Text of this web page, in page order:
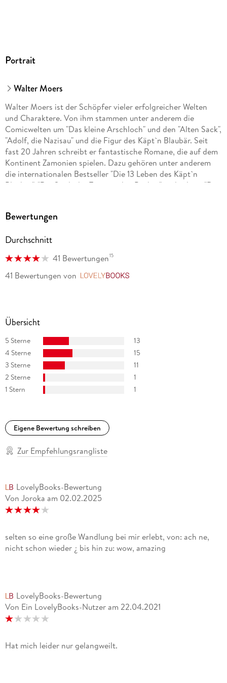
Portrait
Walter Moers
Walter Moers ist der Schöpfer vieler erfolgreicher Welten
und Charaktere. Von ihm stammen unter anderem die
Comicwelten um "Das kleine Arschloch" und den "Alten Sack",
"Adolf, die Nazisau" und die Figur des Käpt`n Blaubär. Seit
fast 20 Jahren schreibt er fantastische Romane, die auf dem
Kontinent Zamonien spielen. Dazu gehören unter anderem
die internationalen Bestseller "Die 13 Leben des Käpt`n
Blaubär", "Die Stadt der Träumenden Bücher" und zuletzt "Das
Bewertungen
Durchschnitt
41 Bewertungen15
41 Bewertungen von
Übersicht
5 Sterne
13
4 Sterne
15
3 Sterne
11
2 Sterne
1
1 Stern
1
Eigene Bewertung schreiben
Zur Empfehlungsrangliste
LovelyBooks-Bewertung
Von Joroka am 02.02.2025
selten so eine große Wandlung bei mir erlebt, von: ach ne,
nicht schon wieder ¿ bis hin zu: wow, amazing
LovelyBooks-Bewertung
Von Ein LovelyBooks-Nutzer am 22.04.2021
Hat mich leider nur gelangweilt.